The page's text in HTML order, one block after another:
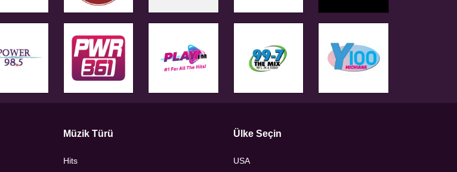
Müzik Türü
Hits
Ülke Seçin
USA